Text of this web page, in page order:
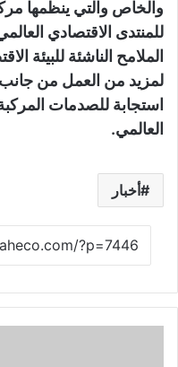
والخاص والتي ينظمها
للمنتدى الاقتصادي
الملامح الناشئة للبيئة
لمزيد من العمل من جانب
استجابة للصدمات
العالمي.
أخبار